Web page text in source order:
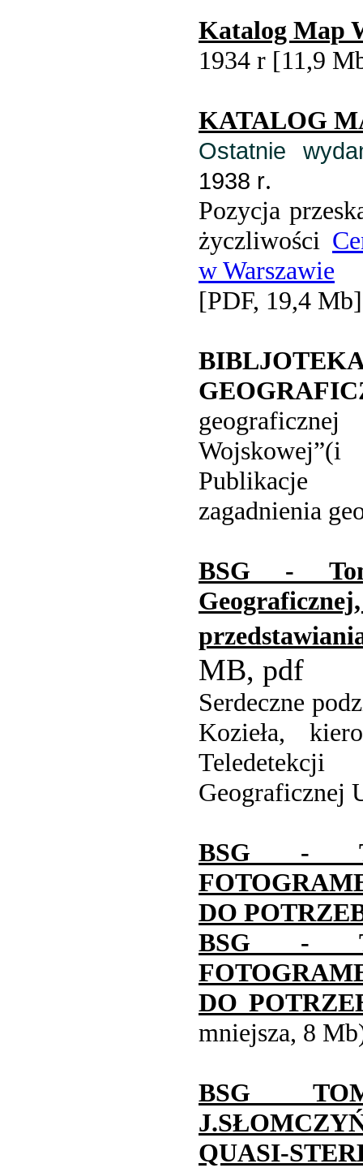
Katalog Map
1934 r [11,9
KATALOG
Ostatnie
1938 r.
Pozycja
życzliwości
w Warszawie
[PDF, 19,4 Mb]
Publikacje
zagadnienia
BSG -
MB, pdf
Serdeczne
Kozieła,
Geograficznej
BSG -
DO
BSG -
DO
mniejsza, 8
BSG
QUASI-